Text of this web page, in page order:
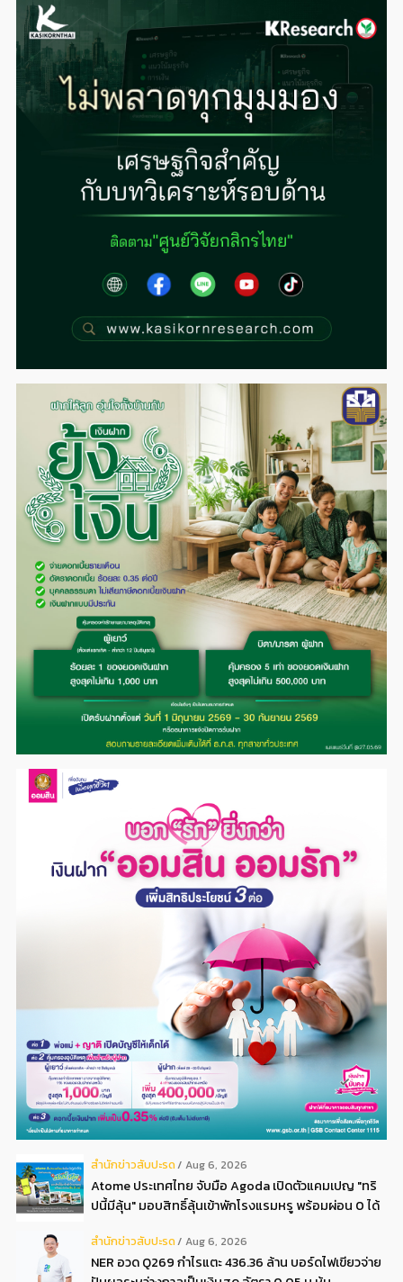
สํานักข่าวสับปะรด Aug 6, 2026
Atome ประเทศไทย จับมือ Agoda เปิดตัวแคมเปญ "ทริ
ปนี้มีลุ้น" มอบสิทธิ์ลุ้นเข้าพักโรงแรมหรู พร้อมผ่อน 0 ได้
สํานักข่าวสับปะรด Aug 6, 2026
NER อวด Q269 กำไรแตะ 436.36 ล้าน บอร์ดไฟเขียวจ่าย